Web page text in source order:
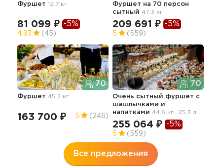
Фуршет 12.7 кг
81 099 ₽ -5%
4.93 (45)
Фуршет на 70 персон
сытный 47.3 кг
209 691 ₽ -5%
5 (559)
70
Фуршет 45.2 кг
163 700 ₽ 5 (246)
70
Очень сытный фуршет с
шашлычками и
напитками 44.6 кг 25.3 л
255 064 ₽ -5%
5 (559)
Все предложения